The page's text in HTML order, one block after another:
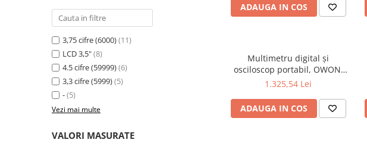
Osciloscoape AXIOMET
Osciloscoape B&K PRECISION
Osciloscoape FLUKE
Osciloscoape GW INSTEK
Osciloscoape HANTEK
Osciloscoape OWON
3,75 cifre (6000)(11)
LCD 3,5"(8)
4.5 cifre (59999)(6)
3,3 cifre (5999)(5)
-(5)
Vezi mai multe
VALORI MASURATE
ADAUGA IN COS
Multimetru digital și
osciloscop portabil, OWON,
HDS2102, 200mV-1kV, 200mA-
1.325,54 Lei
ADAUGA IN COS